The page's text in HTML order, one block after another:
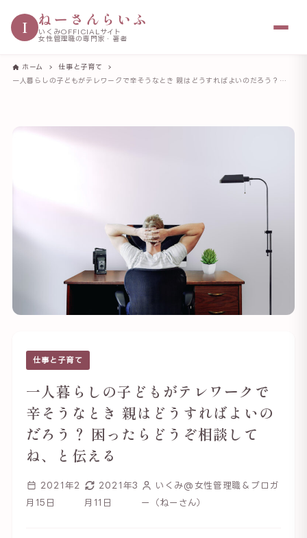
I ねーさんらいふ
いくみOFFICIALサイト
女性管理職の専門家・著者
ホーム
仕事と子育て
一人暮らしの子どもがテレワークで辛そうなとき 親はどうすればよいのだろう？ 困ったらどうぞ相談してね、と伝える
仕事と子育て
一人暮らしの子どもがテレワークで
辛そうなとき 親はどうすればよいの
だろう？ 困ったらどうぞ相談して
ね、と伝える
2021年2
月15日
2021年3
月11日
いくみ@女性管理職＆ブロガ
ー（ねーさん）